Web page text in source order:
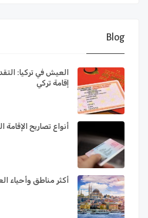
Blog
العيش في تركيا:
إقامة تركي
أنواع تصاريح الإقامة
أكثر مناطق وأحياء